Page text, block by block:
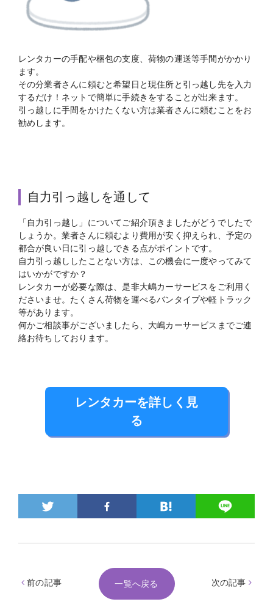
レンタカーの手配や梱包の支度、荷物の運送等手間がかかり
ます。
その分業者さんに頼むと希望日と現住所と引っ越し先を入力
するだけ！ネットで簡単に手続きをすることが出来ます。
引っ越しに手間をかけたくない方は業者さんに頼むことをお
勧めします。
自力引っ越しを通して
「自力引っ越し」についてご紹介頂きましたがどうでしたで
しょうか。業者さんに頼むより費用が安く抑えられ、予定の
都合が良い日に引っ越しできる点がポイントです。
自力引っ越ししたことない方は、この機会に一度やってみて
はいかがですか？
レンタカーが必要な際は、是非大嶋カーサービスをご利用く
ださいませ。たくさん荷物を運べるバンタイプや軽トラック
等があります。
何かご相談事がございましたら、大嶋カーサービスまでご連
絡お待ちしております。
レンタカーを詳しく見
る
一覧へ戻る
前の記事 次の記事